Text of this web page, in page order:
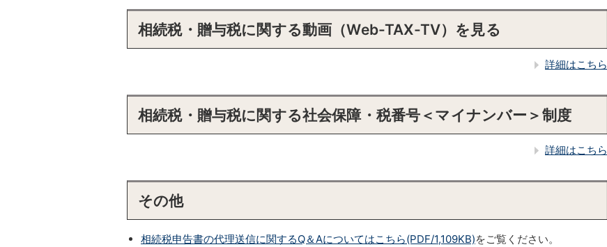
相続税・贈与税に関する動画（Web-TAX-TV）を見る
詳細はこちら
相続税・贈与税に関する社会保障・税番号＜マイナンバー＞制度
詳細はこちら
その他
相続税申告書の代理送信に関するQ＆Aについてはこちら(PDF/1,109KB)をご覧ください。